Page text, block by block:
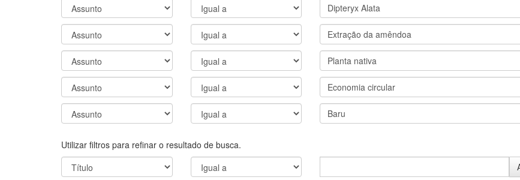
Utilizar filtros para refinar o resultado de busca.